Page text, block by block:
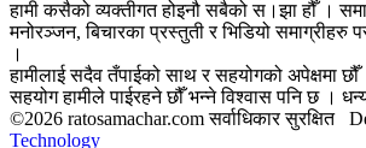
हामी कसैको व्यक्तीगत होइनौ सबैको स।झा हौँ ।
मनोरञ्जन, बिचारका प्रस्तुती र भिडियो समाग्रीहरु
।
हामीलाई सदैव तँपाईको साथ र सहयोगको अपेक्षमा
सहयोग हामीले पाईरहने छौँ भन्ने विश्वास पनि छ ।
©2026 ratosamachar.com सर्वाधिकार सुरक्षित
Technology